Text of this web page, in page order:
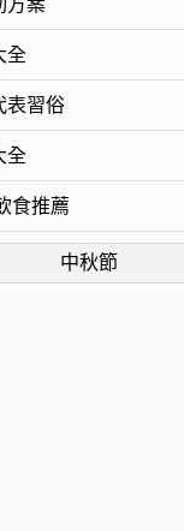
方案
全
表習俗
全
食推薦
中秋節